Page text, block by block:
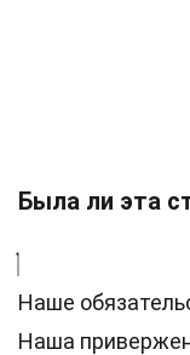
Была ли эта
Наше
Наша